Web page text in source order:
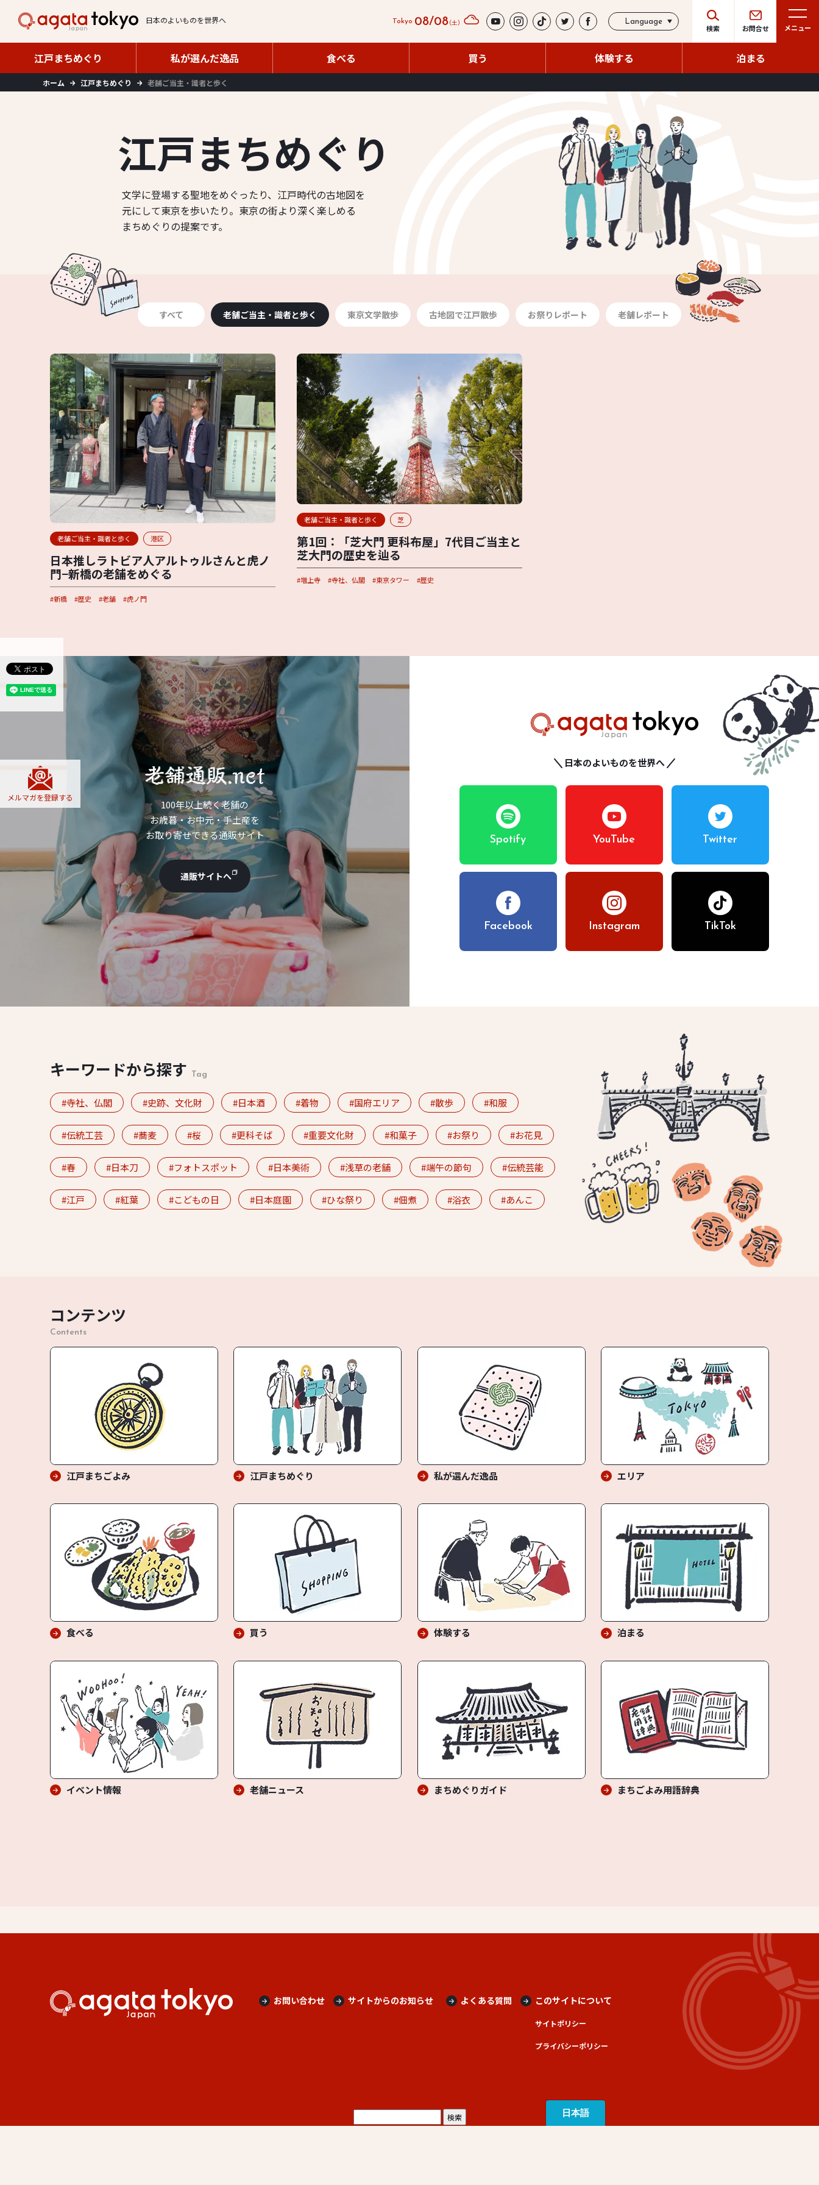
日本のよいものを世界へ
検索 お問合せ メニュー
江戸まちめぐり
江戸まちめぐり
私が選んだ逸品
私が選んだ逸品
食べる
食べる
買う
買う
体験する
体験する
泊まる
泊まる
Tokyo 08/08（土） Language
メルマガを登録する
ホーム 江戸まちめぐり 老舗ご当主・識者と歩く
江戸まちめぐ り
文学に登場する聖地をめぐったり、 江戸時代の古地図を
元にして東京を歩いたり。 東京の街より深く楽しめる
まちめぐりの提案です。
すべて 老舗ご当主・識者と歩く 東京文学散歩 古地図で江戸散歩 お祭りレポート 老舗レポート
老舗ご当主・識者と歩く 港区
日本推しラトビア人アルトゥルさんと虎ノ
門−新橋の老舗をめぐる
新橋 歴史 老舗 虎ノ門
老舗ご当主・識者と歩く 芝
第1回：「芝大門 更科布屋」7代目ご当主と
芝大門の歴史を辿る
増上寺 寺社、仏閣 東京タワー 歴史
100年以上続く老舗の
お歳暮・お中元・手土産を
お取り寄せできる通販サイト
通販サイトへ
日本のよいものを世界へ
Spotify YouTube Twitter
Facebook Instagram TikTok
キーワードから探す Tag
寺社、仏閣 史跡、文化財 日本酒 着物 国府エリア 散歩 和服
伝統工芸 蕎麦 桜 更科そば 重要文化財 和菓子 お祭り お花見
春 日本刀 フォトスポット 日本美術 浅草の老舗 端午の節句 伝統芸能
江戸 紅葉 こどもの日 日本庭園 ひな祭り 佃煮 浴衣 あんこ
コンテンツ
Contents
江戸まちごよみ 江戸まちめぐり 私が選んだ逸品 エリア
食べる 買う 体験する 泊まる
イベント情報 老舗ニュース まちめぐりガイド まちごよみ用語辞典
お問い合わせ サイトからのお知らせ よくある質問 このサイトについて
サイトポリシー
プライバシーポリシー